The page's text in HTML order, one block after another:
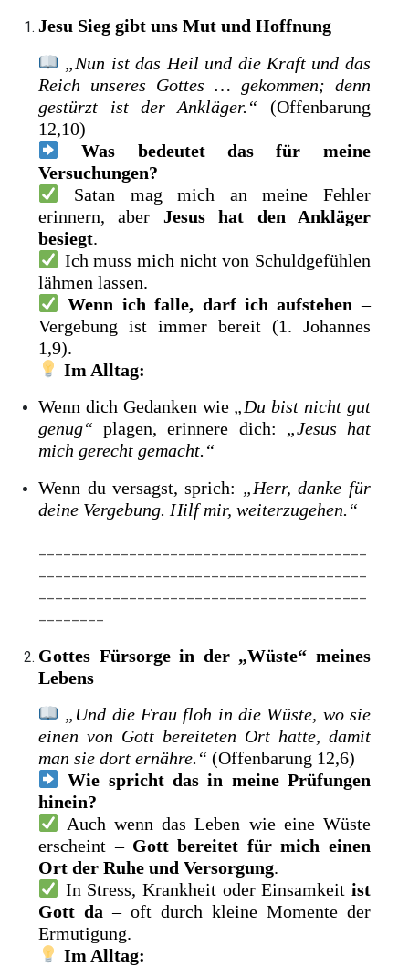
Jesu Sieg gibt uns Mut und Hoffnung
„Nun ist das Heil und die Kraft und das
Reich unseres Gottes … gekommen; denn
gestürzt ist der Ankläger.“ (Offenbarung
12,10)
Was bedeutet das für meine
Versuchungen?
Satan mag mich an meine Fehler
erinnern, aber Jesus hat den Ankläger
besiegt.
Ich muss mich nicht von Schuldgefühlen
lähmen lassen.
Wenn ich falle, darf ich aufstehen –
Vergebung ist immer bereit (1. Johannes
1,9).
Im Alltag:
Wenn dich Gedanken wie „Du bist nicht gut
genug“ plagen, erinnere dich: „Jesus hat
mich gerecht gemacht.“
Wenn du versagst, sprich: „Herr, danke für
deine Vergebung. Hilf mir, weiterzugehen.“
Gottes Fürsorge in der „Wüste“ meines
Lebens
„Und die Frau floh in die Wüste, wo sie
einen von Gott bereiteten Ort hatte, damit
man sie dort ernähre.“ (Offenbarung 12,6)
Wie spricht das in meine Prüfungen
hinein?
Auch wenn das Leben wie eine Wüste
erscheint – Gott bereitet für mich einen
Ort der Ruhe und Versorgung.
In Stress, Krankheit oder Einsamkeit ist
Gott da – oft durch kleine Momente der
Ermutigung.
Im Alltag: